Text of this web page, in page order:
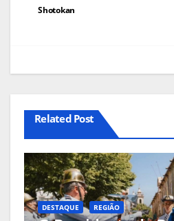
Shotokan
Related Post
DESTAQUE REGIÃO